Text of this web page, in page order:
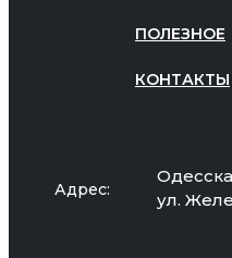
ПОЛЕЗНОЕ
КОНТАКТЫ
Адрес:
ул.